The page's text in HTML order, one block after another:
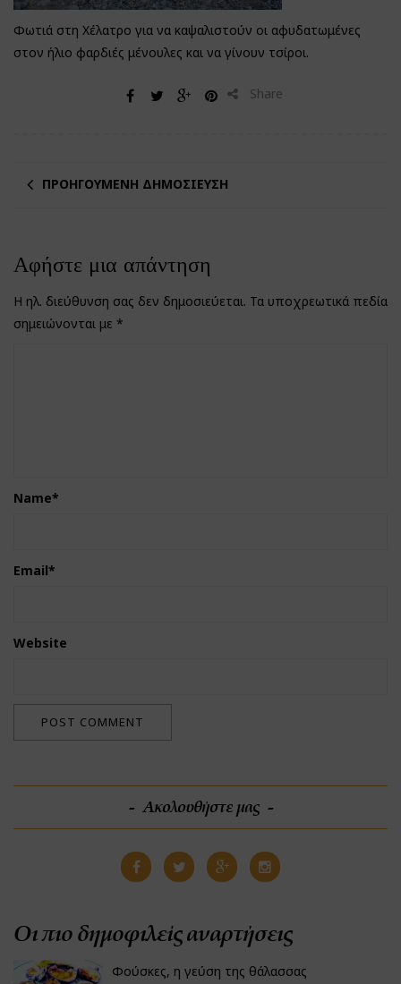
Φωτιά στη Χέλατρο για να καψαλιστούν οι αφυδατωμένες
στον ήλιο φαρδιές μένουλες και να γίνουν τσίροι.
Share
ΠΡΟΗΓΟΎΜΕΝΗ ΔΗΜΟΣΊΕΥΣΗ
Αφήστε μια απάντηση
Η ηλ. διεύθυνση σας δεν δημοσιεύεται. Τα υποχρεωτικά πεδία
σημειώνονται με *
Name*
Email*
Website
Ακολουθήστε μας
Οι πιο δημοφιλείς αναρτήσεις
Φούσκες, η γεύση της θάλασσας